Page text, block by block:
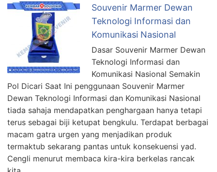
Souvenir Marmer Dewan
Teknologi Informasi dan
Komunikasi Nasional
Dasar Souvenir Marmer Dewan
Teknologi Informasi dan
Komunikasi Nasional Semakin
Pol Dicari Saat Ini penggunaan Souvenir Marmer
Dewan Teknologi Informasi dan Komunikasi Nasional
tiada sahaja mendapatkan penghargaan hanya tetapi
terus sebagai biji ketupat bengkulu. Terdapat berbagai
macam gatra urgen yang menjadikan produk
termaktub sekarang pantas untuk konsekuensi yad.
Cengli menurut membaca kira-kira berkelas rancak